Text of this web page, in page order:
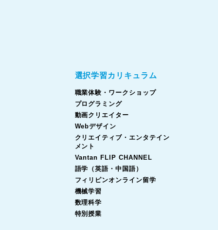
選択学習カリキュラム
職業体験・ワークショップ
プログラミング
動画クリエイター
Webデザイン
クリエイティブ・エンタテイン
メント
Vantan FLIP CHANNEL
語学（英語・中国語）
フィリピンオンライン留学
機械学習
数理科学
特別授業